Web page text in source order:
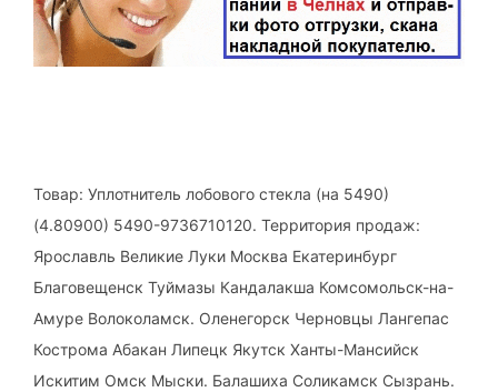
Товар: Уплотнитель лобового стекла (на 5490)
(4.80900) 5490-9736710120. Территория продаж:
Ярославль Великие Луки Москва Екатеринбург
Благовещенск Туймазы Кандалакша Комсомольск-на-
Амуре Волоколамск. Оленегорск Черновцы Лангепас
Кострома Абакан Липецк Якутск Ханты-Мансийск
Искитим Омск Мыски. Балашиха Соликамск Сызрань.